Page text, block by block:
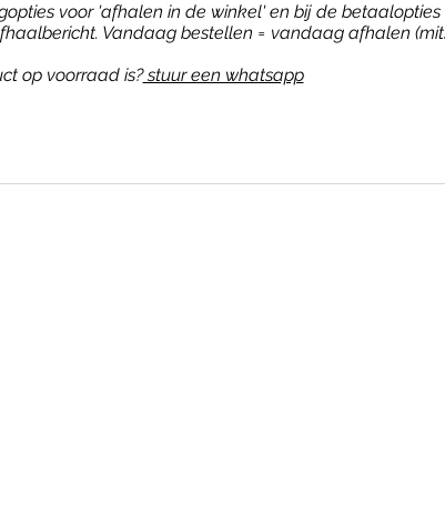
voor 'afhalen in de winkel' en bij de
Vandaag bestellen = vandaag afhalen
op voorraad is?stuur een whatsapp